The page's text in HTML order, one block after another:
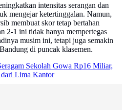
intensitas serangan dan
mengejar ketertinggalan. Namun,
membuat skor tetap bertahan
2-1 ini tidak hanya mempertegas
musim ini, tetapi juga semakin
di puncak klasemen.
Sekolah Gowa Rp16 Miliar,
Lima Kantor